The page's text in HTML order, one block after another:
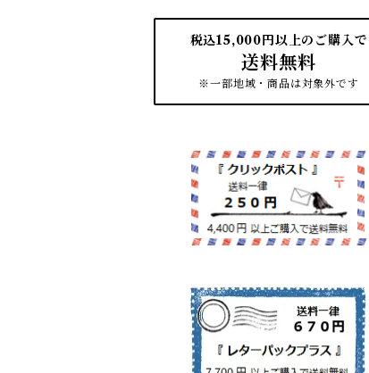
税込15,000円以上のご購入で
送料無料
※一部地域・商品は対象外です